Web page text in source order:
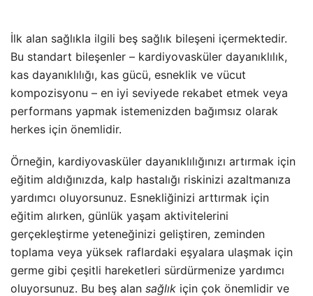
İlk alan sağlıkla ilgili beş sağlık bileşeni içermektedir.
Bu standart bileşenler – kardiyovasküler dayanıklılık,
kas dayanıklılığı, kas gücü, esneklik ve vücut
kompozisyonu – en iyi seviyede rekabet etmek veya
performans yapmak istemenizden bağımsız olarak
herkes için önemlidir.
Örneğin, kardiyovasküler dayanıklılığınızı artırmak için
eğitim aldığınızda, kalp hastalığı riskinizi azaltmanıza
yardımcı oluyorsunuz. Esnekliğinizi arttırmak için
eğitim alırken, günlük yaşam aktivitelerini
gerçekleştirme yeteneğinizi geliştiren, zeminden
toplama veya yüksek raflardaki eşyalara ulaşmak için
germe gibi çeşitli hareketleri sürdürmenize yardımcı
oluyorsunuz. Bu beş alan sağlık için çok önemlidir ve